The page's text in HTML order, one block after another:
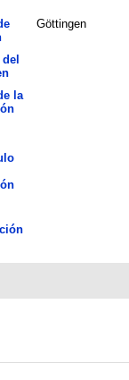
Göttingen
la